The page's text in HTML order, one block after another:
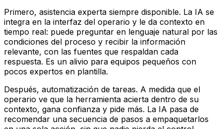
Primero, asistencia experta siempre disponible. La IA se
integra en la interfaz del operario y le da contexto en
tiempo real: puede preguntar en lenguaje natural por las
condiciones del proceso y recibir la información
relevante, con las fuentes que respaldan cada
respuesta. Es un alivio para equipos pequeños con
pocos expertos en plantilla.
Después, automatización de tareas. A medida que el
operario ve que la herramienta acierta dentro de su
contexto, gana confianza y pide más. La IA pasa de
recomendar una secuencia de pasos a empaquetarlos